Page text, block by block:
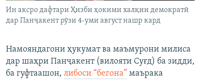
Ин аксро дафтари Ҳизби ҳокими халқии демократӣ
дар Панҷакент рӯзи 4-уми август нашр кард
Намояндагони ҳукумат ва маъмурони милиса
дар шаҳри Панҷакент (вилояти Суғд) ба зидди,
ба гуфтаашон, либоси “бегона” маърака